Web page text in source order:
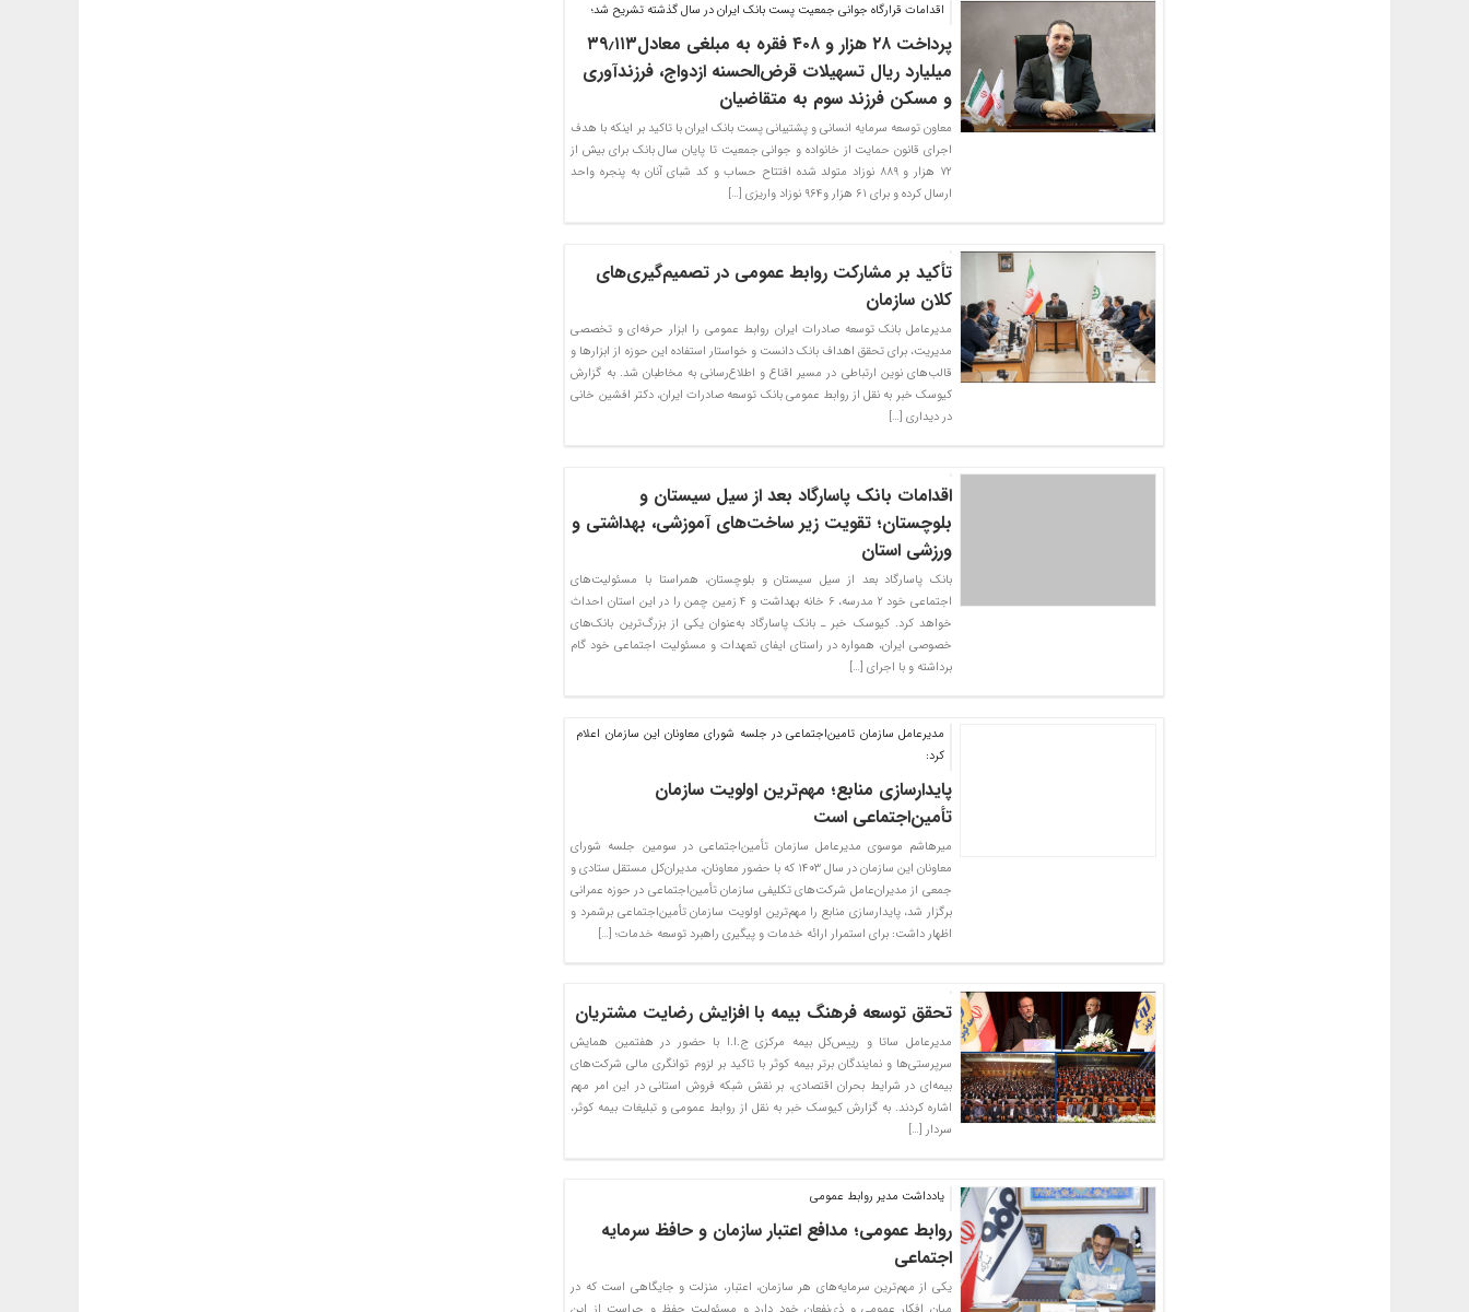
اقدامات قرارگاه جوانی جمعیت پست بانک ایران در سال گذشته تشریح شد؛
پرداخت ۲۸ هزار و ۴۰۸ فقره به مبلغی معادل۳۹٫۱۱۳
میلیارد ریال تسهیلات قرض‌الحسنه ازدواج، فرزندآوری
و مسکن فرزند سوم به متقاضیان
معاون توسعه سرمایه انسانی و پشتیبانی پست بانک ایران با تاکید بر اینکه با هدف
اجرای قانون حمایت از خانواده و جوانی جمعیت تا پایان سال بانک برای بیش از
۷۲ هزار و ۸۸۹ نوزاد متولد شده افتتاح حساب و کد شبای آنان به پنجره واحد
ارسال کرده و برای ۶۱ هزار و۹۶۴ نوزاد واریزی […]
تأکید بر مشارکت روابط عمومی در تصمیم‌گیری‌های
کلان سازمان
مدیرعامل بانک توسعه صادرات ایران روابط عمومی را ابزار حرفه‌ای و تخصصی
مدیریت، برای تحقق اهداف بانک دانست و خواستار استفاده این حوزه از ابزار‌ها و
قالب‌های نوین ارتباطی در مسیر اقناع و اطلاع‌رسانی به مخاطبان شد. به گزارش
کیوسک خبر به نقل از روابط عمومی بانک توسعه صادرات ایران، دکتر افشین خانی
در دیداری […]
اقدامات بانک پاسارگاد بعد از سیل سیستان و
بلوچستان؛ تقویت زیر ساخت‌های آموزشی، بهداشتی و
ورزشی استان
بانک پاسارگاد بعد از سیل سیستان و بلوچستان، همراستا با مسئولیت‌های
اجتماعی خود ۲ مدرسه، ۶ خانه ‌بهداشت و ۴ زمین چمن را در این استان احداث
خواهد کرد. کیوسک خبر ـ بانک پاسارگاد به‌عنوان یکی از بزرگ‌ترین بانک‌های
خصوصی ایران، همواره در راستای ایفای تعهدات و مسئولیت اجتماعی خود گام
برداشته و با اجرای […]
مدیرعامل سازمان تامین‌اجتماعی در جلسه شورای معاونان این سازمان اعلام
کرد:
پایدارسازی منابع؛ مهم‌ترین اولویت‌ سازمان
تأمین‌اجتماعی است
میرهاشم موسوی مدیرعامل سازمان تأمین‌اجتماعی در سومین جلسه شورای
معاونان این سازمان در سال ۱۴۰۳ که با حضور معاونان، مدیران‌کل مستقل ستادی و
جمعی از مدیران‌عامل شرکت‌های تکلیفی سازمان تأمین‌اجتماعی در حوزه عمرانی
برگزار شد، پایدارسازی منابع را مهم‌ترین اولویت‌ سازمان تأمین‌اجتماعی برشمرد و
اظهار داشت: برای استمرار ارائه خدمات و پیگیری راهبرد توسعه خدمات؛ […]
تحقق توسعه فرهنگ بیمه با افزایش رضایت مشتریان
مدیرعامل ساتا و رییس‌کل بیمه مرکزی ج.ا.ا با حضور در هفتمین همایش
سرپرستی‌ها و نمایندگان برتر بیمه کوثر با تاکید بر لزوم توانگری مالی شرکت‌های
بیمه‌ای در شرایط بحران اقتصادی، بر نقش شبکه فروش استانی در این امر مهم
اشاره کردند. به گزارش کیوسک خبر به نقل از روابط عمومی و تبلیغات بیمه کوثر،
سردار […]
یادداشت مدیر روابط عمومی
روابط عمومی؛ مدافع اعتبار سازمان و حافظ سرمایه
اجتماعی
یکی از مهم‌ترین سرمایه‌های هر سازمان، اعتبار، منزلت و جایگاهی است که در